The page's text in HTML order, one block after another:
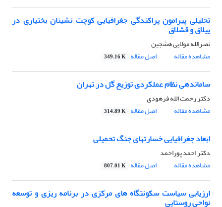
تحلیلی پیرامون پراکندگی جغرافیایی کوچت نشینان بختیاری در
ییلاق و قشلاق
نصرالله مولایی هشجین
مشاهده مقاله
اصل مقاله 349.16 K
ساماندهی نظام عملکردی توزیع گل در تهران
دکتر رحمت الله فرهودی
مشاهده مقاله
اصل مقاله 314.89 K
ابعاد جغرافیایی خسارتهای جنگ تحمیلی
دکتر احمد پوراحمد
مشاهده مقاله
اصل مقاله 807.01 K
ارزیابی سیاست سکونتگاه های مرکزی در برنامه ریزی و توسعه
نواحی روستایی